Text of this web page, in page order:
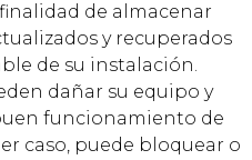
de almacenar
y recuperados
de su instalación.
dañar su equipo y
funcionamiento de
caso, puede bloquear o